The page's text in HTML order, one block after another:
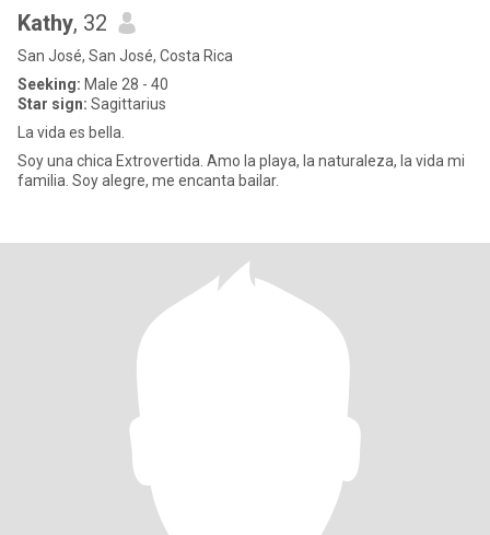
Kathy, 32
San José, San José, Costa Rica
Seeking: Male 28 - 40
Star sign: Sagittarius
La vida es bella.
Soy una chica Extrovertida. Amo la playa, la naturaleza, la vida mi
familia. Soy alegre, me encanta bailar.